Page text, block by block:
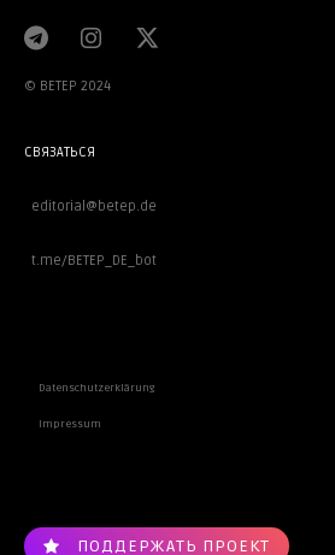
© BETEP 2024
СВЯЗАТЬСЯ
editorial@betep.de
t.me/BETEP_DE_bot
Datenschutzerklärung
Impressum
ПОДДЕРЖАТЬ ПРОЕКТ